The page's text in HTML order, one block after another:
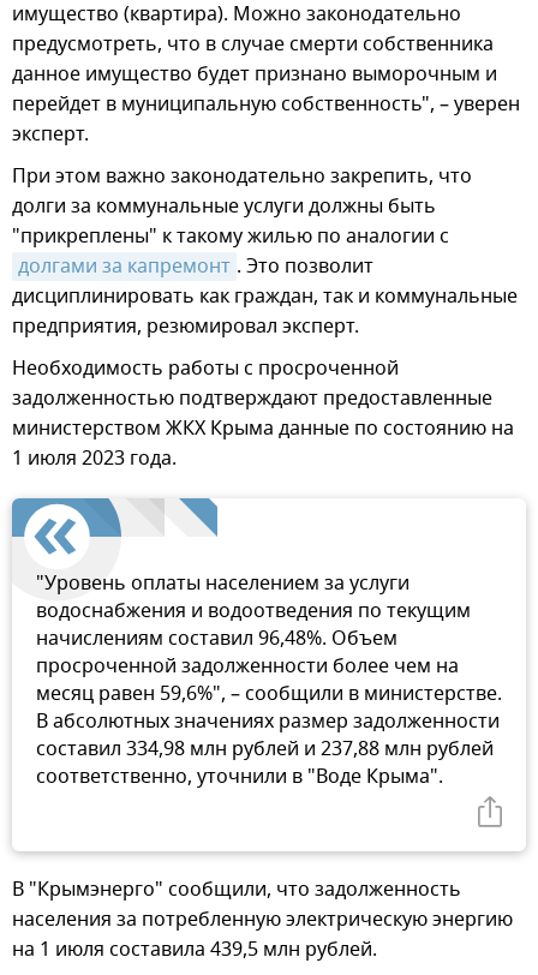
имущество (квартира). Можно законодательно
предусмотреть, что в случае смерти собственника
данное имущество будет признано выморочным и
перейдет в муниципальную собственность", – уверен
эксперт.
При этом важно законодательно закрепить, что
долги за коммунальные услуги должны быть
"прикреплены" к такому жилью по аналогии с
долгами за капремонт . Это позволит
дисциплинировать как граждан, так и коммунальные
предприятия, резюмировал эксперт.
Необходимость работы с просроченной
задолженностью подтверждают предоставленные
министерством ЖКХ Крыма данные по состоянию на
1 июля 2023 года.
"Уровень оплаты населением за услуги
водоснабжения и водоотведения по текущим
начислениям составил 96,48%. Объем
просроченной задолженности более чем на
месяц равен 59,6%", – сообщили в министерстве.
В абсолютных значениях размер задолженности
составил 334,98 млн рублей и 237,88 млн рублей
соответственно, уточнили в "Воде Крыма".
В "Крымэнерго" сообщили, что задолженность
населения за потребленную электрическую энергию
на 1 июля составила 439,5 млн рублей.